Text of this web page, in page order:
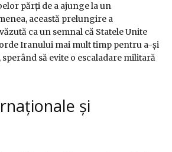
părți de a ajunge la un
această prelungire a
ca un semnal că Statele Unite
Iranului mai mult timp pentru a-și
să evite o escaladare militară
și